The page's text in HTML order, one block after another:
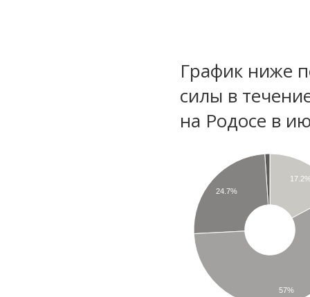
График ниже
силы в
на Родосе в
24.7%
57%